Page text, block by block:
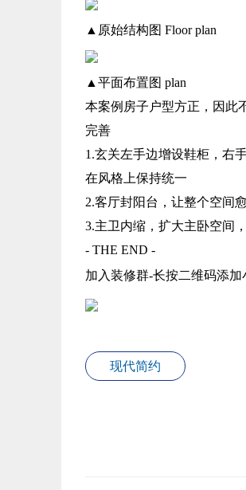
▲原始结构图 Floor plan
▲平面布置图 plan
本案例房子户型方正，因此
完善
1.玄关左手边增设鞋柜，右
在风格上保持统一
2.客厅封阳台，让整个空间
3.主卫内缩，扩大主卧空间
- THE END -
加入装修群-长按二维码添加
现代简约